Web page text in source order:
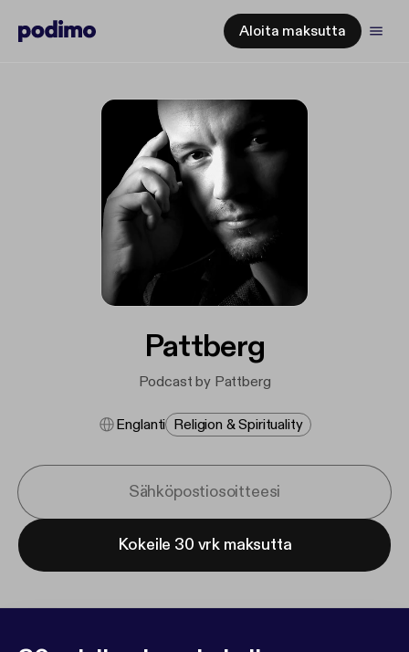
Aloita maksutta
Pattberg
Podcast by Pattberg
Englanti Religion & Spirituality
Kokeile 30 vrk maksutta